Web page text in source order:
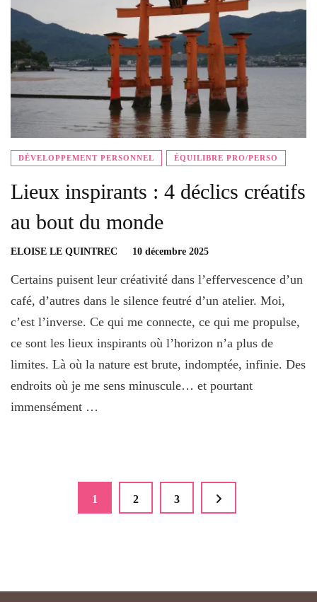
DÉVELOPPEMENT PERSONNEL ÉQUILIBRE PRO/PERSO
Lieux inspirants : 4 déclics créatifs
au bout du monde
ELOISE LE QUINTREC 10 décembre 2025
Certains puisent leur créativité dans l’effervescence d’un
café, d’autres dans le silence feutré d’un atelier. Moi,
c’est l’inverse. Ce qui me connecte, ce qui me propulse,
ce sont les lieux inspirants où l’horizon n’a plus de
limites. Là où la nature est brute, indomptée, infinie. Des
endroits où je me sens minuscule… et pourtant
immensément …
PaginationPage
1 Page
2 Page
3